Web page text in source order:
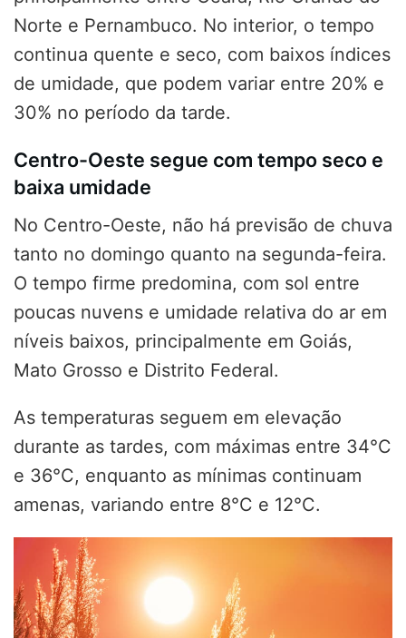
Norte e Pernambuco. No interior, o tempo
continua quente e seco, com baixos índices
de umidade, que podem variar entre 20% e
30% no período da tarde.
Centro-Oeste segue com tempo seco e
baixa umidade
No Centro-Oeste, não há previsão de chuva
tanto no domingo quanto na segunda-feira.
O tempo firme predomina, com sol entre
poucas nuvens e umidade relativa do ar em
níveis baixos, principalmente em Goiás,
Mato Grosso e Distrito Federal.
As temperaturas seguem em elevação
durante as tardes, com máximas entre 34°C
e 36°C, enquanto as mínimas continuam
amenas, variando entre 8°C e 12°C.